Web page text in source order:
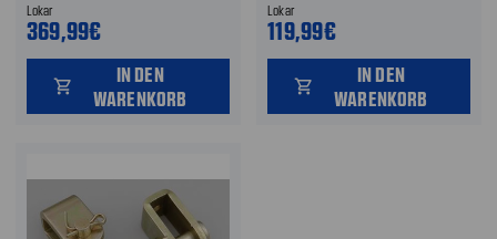
Lokar
369,99€
shopping_cart
IN DEN
WARENKORB
Lokar
119,99€
shopping_cart
IN DEN
WARENKORB